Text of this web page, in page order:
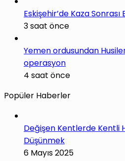
Eskişehir’de Kaza Sonrası
3 saat önce
Yemen ordusundan
operasyon
4 saat önce
Popüler Haberler
Değişen Kentlerde Kentli
Düşünmek
6 Mayıs 2025